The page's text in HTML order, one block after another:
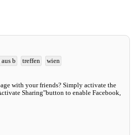
b treffen wien
with your friends? Simply activate the
Sharing"button to enable Facebook,